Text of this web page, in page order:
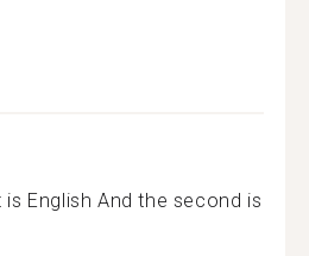
English And the second is